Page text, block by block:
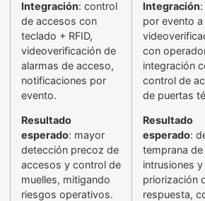
Integración: control
de accesos con
teclado + RFID,
videoverificación de
alarmas de acceso,
notificaciones por
evento.
Resultado
esperado: mayor
detección precoz de
accesos y control de
muelles, mitigando
riesgos operativos.
Integración
por evento
con
integración
control de
de puertas
Resultado
esperado:
temprana de
intrusiones y
priorización
respuesta,